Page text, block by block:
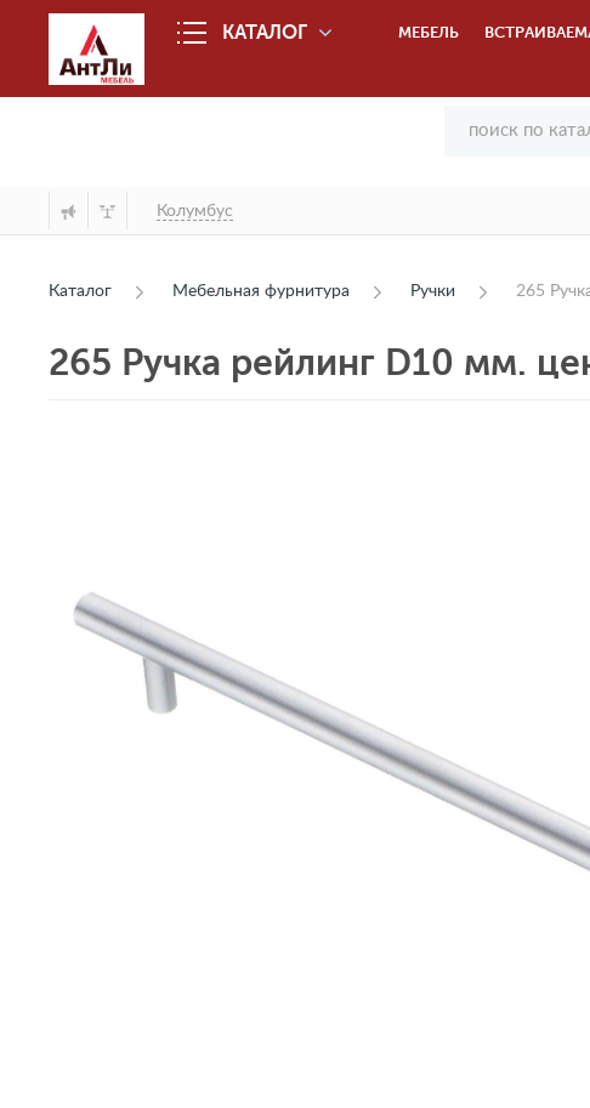
КАТАЛОГ МЕБЕЛЬ
Колумбус
Каталог Мебельная фурнитура Ручки 265
265 Ручка рейлинг D10 мм.